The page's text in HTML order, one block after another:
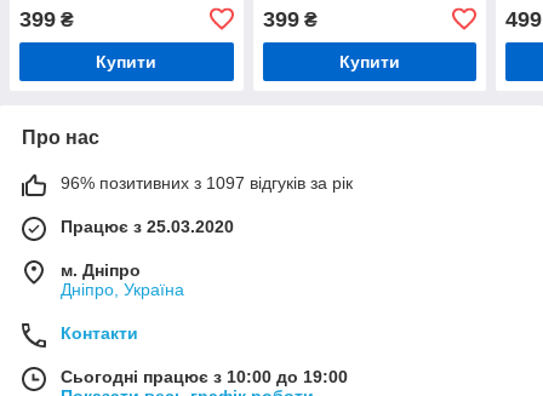
399 ₴
Купити
399₴
Купити
499
Про нас
96% позитивних з 1097 відгуків за рік
Працює з 25.03.2020
м. Дніпро
Дніпро, Україна
Контакти
Сьогодні працює з 10:00 до 19:00